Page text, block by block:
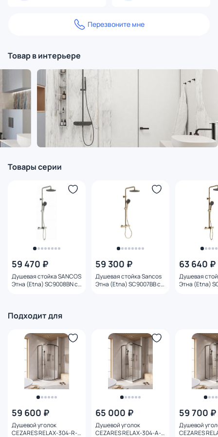
Перезвоните мне
Товар в интерьере
Товары серии
59 470 ₽
Душевая стойка SANCOS
Этна (Etna) SC9008BN с
59 300 ₽
Душевая стойка Sancos
Этна (Etna) SC9007BB с
63 640 ₽
Душевая
Этна (Etna)
Подходит для
59 600 ₽
Душевой уголок
CEZARES RELAX-304-R-
65 000 ₽
Душевой уголок
CEZARES RELAX-304-A-
59 700 ₽
Душевой
CEZARES